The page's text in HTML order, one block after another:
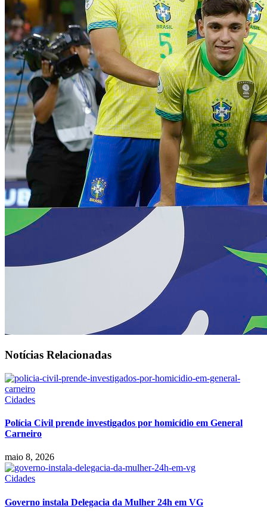
Notícias Relacionadas
Cidades
Polícia Civil prende investigados por homicídio em General
Carneiro
maio 8, 2026
Cidades
Governo instala Delegacia da Mulher 24h em VG